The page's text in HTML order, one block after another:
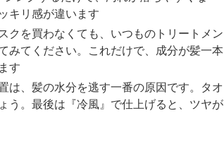
キリ感が違います
クを買わなくても、いつものトリートメン
みてください。これだけで、成分が髪一本
す
は、髪の水分を逃す一番の原因です。タオ
う。最後は『冷風』で仕上げると、ツヤが